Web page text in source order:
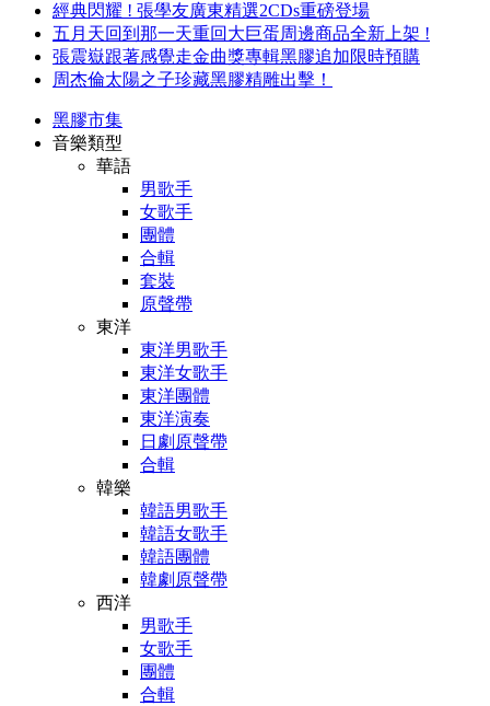
經典閃耀 ! 張學友廣東精選2CDs重磅登場
五月天回到那一天重回大巨蛋周邊商品全新上架 !
張震嶽跟著感覺走金曲獎專輯黑膠追加限時預購
周杰倫太陽之子珍藏黑膠精雕出擊！
黑膠市集
音樂類型
華語
男歌手
女歌手
團體
合輯
套裝
原聲帶
東洋
東洋男歌手
東洋女歌手
東洋團體
東洋演奏
日劇原聲帶
合輯
韓樂
韓語男歌手
韓語女歌手
韓語團體
韓劇原聲帶
西洋
男歌手
女歌手
團體
合輯